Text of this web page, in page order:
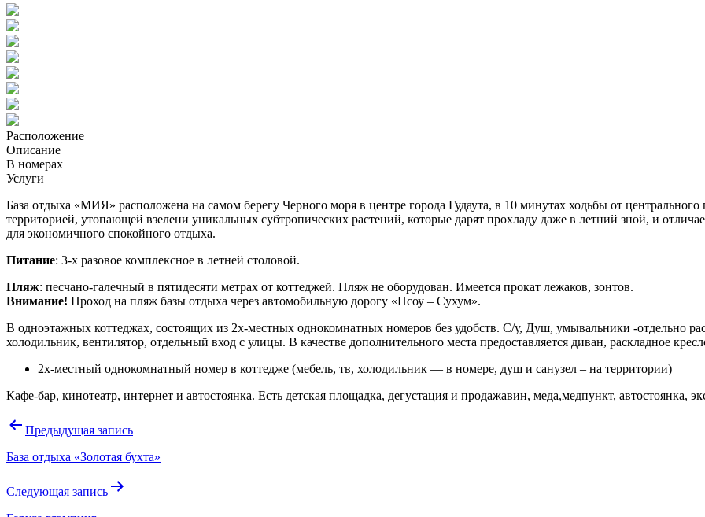
Расположение
Описание
В номерах
Услуги
База отдыха «МИЯ» расположена на самом берегу Черного моря в центре города Гудаута, в 10 минутах ходьбы от центрального
территорией, утопающей взелени уникальных субтропических растений, которые дарят прохладу даже в летний зной, и
для экономичного спокойного отдыха.
Питание: 3-х разовое комплексное в летней столовой.
Пляж: песчано-галечный в пятидесяти метрах от коттеджей. Пляж не оборудован. Имеется прокат лежаков, зонтов.
Внимание! Проход на пляж базы отдыха через автомобильную дорогу «Псоу – Сухум».
В одноэтажных коттеджах, состоящих из 2х-местных однокомнатных номеров без удобств. С/у, Душ, умывальники -отдельно
холодильник, вентилятор, отдельный вход с улицы. В качестве дополнительного места предоставляется диван, раскладное
2х-местный однокомнатный номер в коттедже (мебель, тв, холодильник — в номере, душ и санузел – на территории)
Кафе-бар, кинотеатр, интернет и автостоянка. Есть детская площадка, дегустация и продажавин, меда,медпункт, автостоянка,
Навигация
записям
Предыдущая запись
База отдыха «Золотая бухта»
Следующая запись